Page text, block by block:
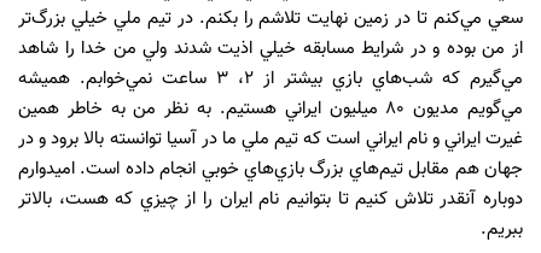
سعي مي‌كنم تا در زمين نهايت تلاشم را بكنم. در تيم ‌ملي خيلي بزرگ‌تر
از من بوده و در شرايط مسابقه خيلي اذيت شدند ولي من خدا را شاهد
مي‌گيرم كه شب‌هاي بازي بيشتر از 2، 3 ساعت نمي‌خوابم. هميشه
مي‌گويم مديون 80 ميليون ايراني هستيم. به نظر من به خاطر همين
غيرت ايراني و نام ايراني است كه تيم ‌ملي ما در آسيا توانسته بالا برود و در
جهان هم مقابل تيم‌هاي بزرگ بازي‌هاي خوبي انجام داده است. اميدوارم
دوباره آنقدر تلاش كنيم تا بتوانيم نام ايران را از چيزي كه هست، بالاتر
ببريم.